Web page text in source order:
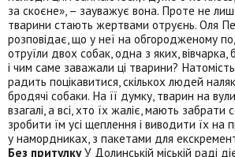
за скоєне», – зауважує вона. Проте не
тварини стають жертвами отруєнь. Оля
розповідає, що у неї на обгородженому
отруїли двох собак, одна з яких, вівчарка,
і чим саме заважали ці тварини?
радить поцікавитися, скількох людей
бродячі собаки. На її думку, тварин на
взагалі, а всі, хто їх жаліє, мають
зробити їм усі щеплення і виводити їх на
у намордниках, з пакетами для
Без притулкуУ Долинській міській раді